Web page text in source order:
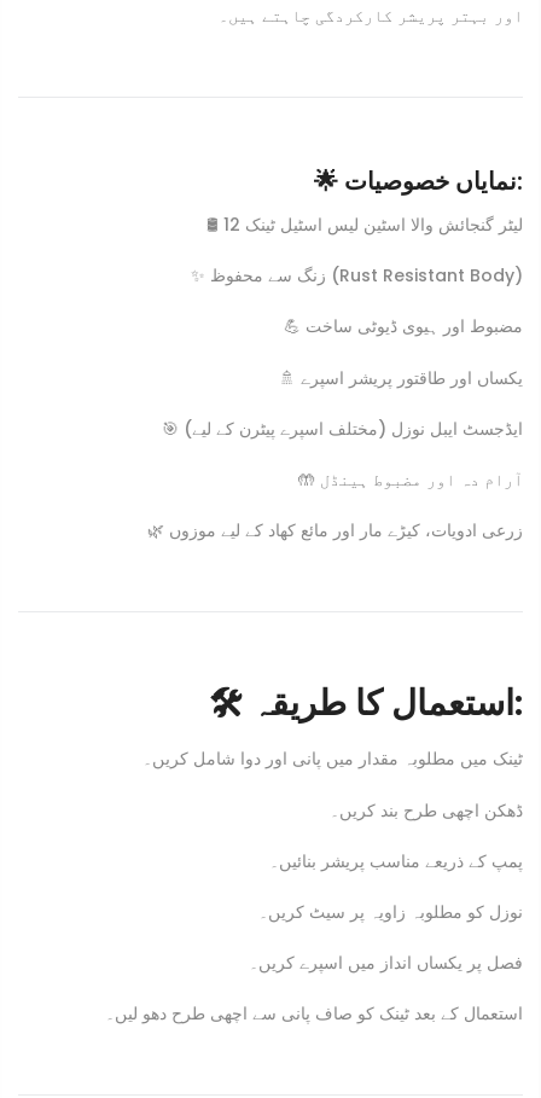
اور بہتر پریشر کارکردگی چاہتے ہیں۔
🌟 نمایاں خصوصیات:
🛢 12 لیٹر گنجائش والا اسٹین لیس اسٹیل ٹینک
✨ زنگ سے محفوظ (Rust Resistant Body)
💪 مضبوط اور ہیوی ڈیوٹی ساخت
🚿 یکساں اور طاقتور پریشر اسپرے
🎯 ایڈجسٹ ایبل نوزل (مختلف اسپرے پیٹرن کے لیے)
🤲 آرام دہ اور مضبوط ہینڈل
🌿 زرعی ادویات، کیڑے مار اور مائع کھاد کے لیے موزوں
🛠 استعمال کا طریقہ:
ٹینک میں مطلوبہ مقدار میں پانی اور دوا شامل کریں۔
ڈھکن اچھی طرح بند کریں۔
پمپ کے ذریعے مناسب پریشر بنائیں۔
نوزل کو مطلوبہ زاویہ پر سیٹ کریں۔
فصل پر یکساں انداز میں اسپرے کریں۔
استعمال کے بعد ٹینک کو صاف پانی سے اچھی طرح دھو لیں۔